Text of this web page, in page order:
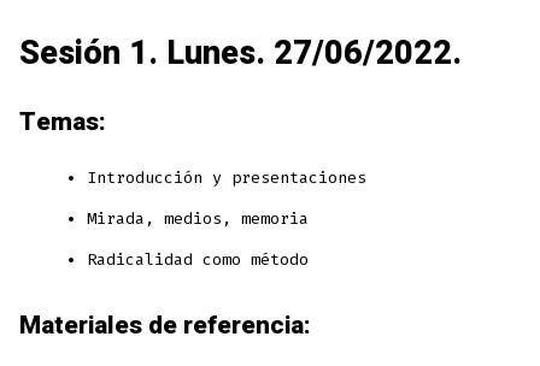
Sesión 1. Lunes. 27/06/2022.
Temas:
Introducción y presentaciones
Mirada, medios, memoria
Radicalidad como método
Materiales de referencia: